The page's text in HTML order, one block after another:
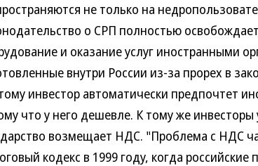
не только на
о СРП полностью
и оказание услуг иностранными
внутри России из-за прорех в
инвестор автоматически предпочтет
что у него дешевле. К тому же
возмещает НДС. "Проблема с НДС
кодекс в 1999 году, когда